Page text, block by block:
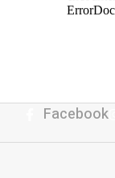
Facebook